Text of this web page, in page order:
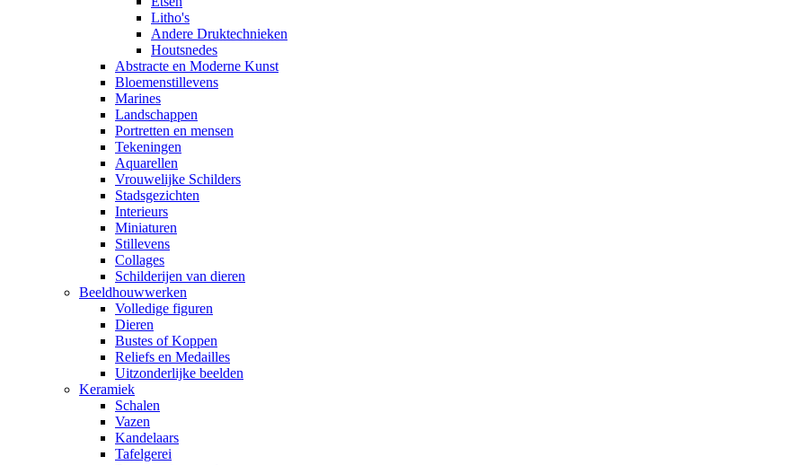
Litho's
Andere Druktechnieken
Houtsnedes
Abstracte en Moderne Kunst
Bloemenstillevens
Marines
Landschappen
Portretten en mensen
Tekeningen
Aquarellen
Vrouwelijke Schilders
Stadsgezichten
Interieurs
Miniaturen
Stillevens
Collages
Schilderijen van dieren
Beeldhouwwerken
Volledige figuren
Dieren
Bustes of Koppen
Reliefs en Medailles
Uitzonderlijke beelden
Keramiek
Schalen
Vazen
Kandelaars
Tafelgerei